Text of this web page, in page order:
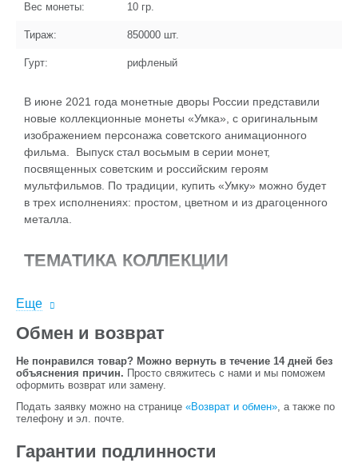
Вес монеты: 10 гр.
Тираж: 850000 шт.
Гурт: рифленый
В июне 2021 года монетные дворы России представили
новые коллекционные монеты «Умка», с оригинальным
изображением персонажа советского анимационного
фильма. Выпуск стал восьмым в серии монет,
посвященных советским и российским героям
мультфильмов. По традиции, купить «Умку» можно будет
в трех исполнениях: простом, цветном и из драгоценного
металла.
ТЕМАТИКА КОЛЛЕКЦИИ
себя образцы с изображениями различных мультяшных
героев, которых любят и взрослые, и дети. На монетах
можно увидеть как персонажей советских мультфильмов,
которые уже стали классикой анимации, так и
современных. Среди них, например:
Крокодил Гена;
Дед мороз и лето;
Еще
Обмен и возврат
Не понравился товар? Можно вернуть в течение 14 дней без
объяснения причин. Просто свяжитесь с нами и мы поможем
оформить возврат или замену.
Подать заявку можно на странице «Возврат и обмен», а также по
телефону и эл. почте.
Гарантии подлинности